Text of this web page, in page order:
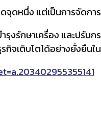
จุดหนึ่ง แต่เป็นการจัดกา
งรักษาเครื่อง และป
เติบโตได้อย่างยั่งยืนใน